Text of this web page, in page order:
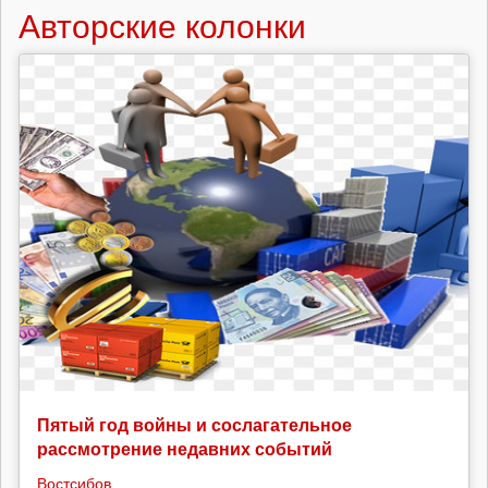
Авторские колонки
Пятый год войны и сослагательное
рассмотрение недавних событий
Востсибов